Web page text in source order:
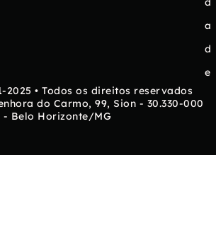
a
d
e
2025 • Todos os direitos reservados
do Carmo, 99, Sion - 30.330-000
- Belo Horizonte/MG